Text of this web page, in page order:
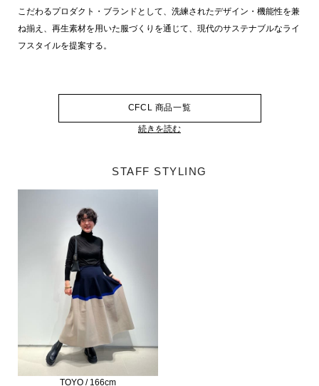
こだわるプロダクト・ブランドとして、洗練されたデザイン・機能性を兼
ね揃え、再生素材を用いた服づくりを通じて、現代のサステナブルなライ
フスタイルを提案する。
CFCL 商品一覧
続きを読む
STAFF STYLING
TOYO / 166cm